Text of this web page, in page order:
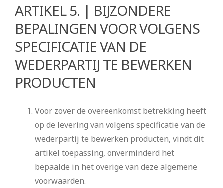
ARTIKEL 5. | BIJZONDERE
BEPALINGEN VOOR VOLGENS
SPECIFICATIE VAN DE
WEDERPARTIJ TE BEWERKEN
PRODUCTEN
Voor zover de overeenkomst betrekking heeft
op de levering van volgens specificatie van de
wederpartij te bewerken producten, vindt dit
artikel toepassing, onverminderd het
bepaalde in het overige van deze algemene
voorwaarden.